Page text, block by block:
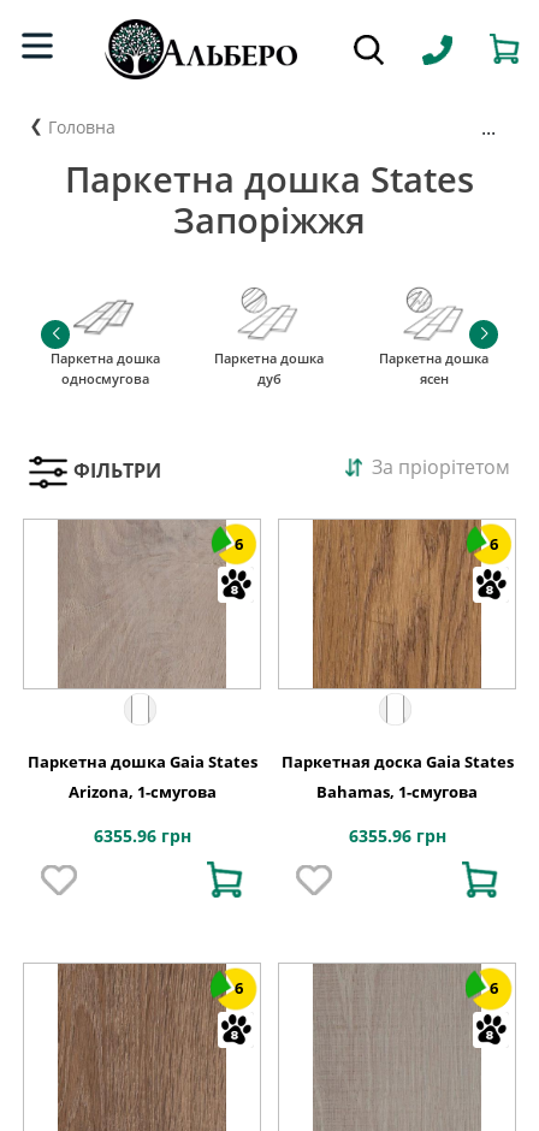
Головна ...
Паркетна дошка States
Запоріжжя
Паркетна дошка
односмугова
Паркетна дошка
дуб
Паркетна дошка
ясен
ФІЛЬТРИ За пріорітетом
6
Паркетна дошка Gaia States
Arizona, 1-смугова
6355.96 грн
6
Паркетная доска Gaia States
Bahamas, 1-смугова
6355.96 грн
6 6